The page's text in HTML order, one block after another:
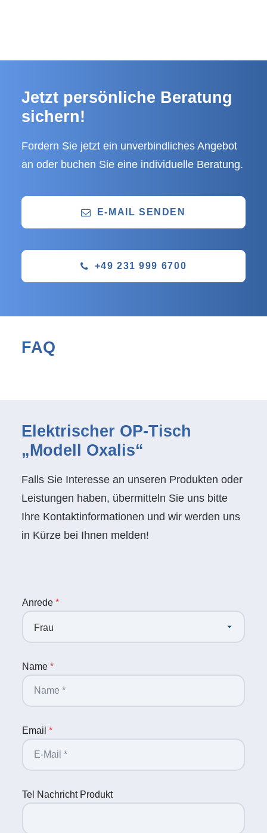
Jetzt persönliche Beratung
sichern!
Fordern Sie jetzt ein unverbindliches Angebot
an oder buchen Sie eine individuelle Beratung.
E-MAIL SENDEN
+49 231 999 6700
FAQ
Elektrischer OP-Tisch
„Modell Oxalis“
Falls Sie Interesse an unseren Produkten oder
Leistungen haben, übermitteln Sie uns bitte
Ihre Kontaktinformationen und wir werden uns
in Kürze bei Ihnen melden!
Anrede *
Name *
Email *
Tel Nachricht Produkt